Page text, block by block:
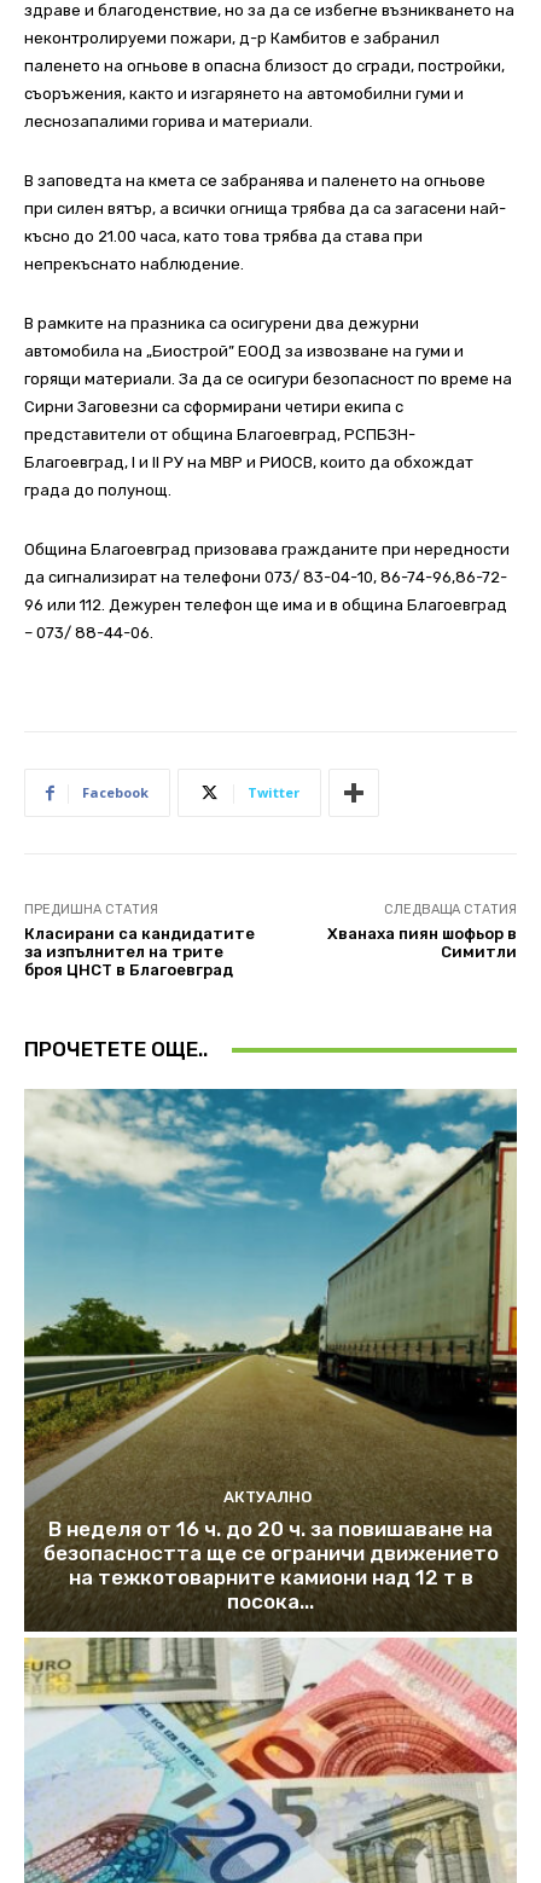
здраве и благоденствие, но за да се избегне възникването на
неконтролируеми пожари, д-р Камбитов е забранил
паленето на огньове в опасна близост до сгради, постройки,
съоръжения, както и изгарянето на автомобилни гуми и
леснозапалими горива и материали.
В заповедта на кмета се забранява и паленето на огньове
при силен вятър, а всички огнища трябва да са загасени най-
късно до 21.00 часа, като това трябва да става при
непрекъснато наблюдение.
В рамките на празника са осигурени два дежурни
автомобила на „Биострой” ЕООД за извозване на гуми и
горящи материали. За да се осигури безопасност по време на
Сирни Заговезни са сформирани четири екипа с
представители от община Благоевград, РСПБЗН-
Благоевград, I и II РУ на МВР и РИОСВ, които да обхождат
града до полунощ.
Община Благоевград призовава гражданите при нередности
да сигнализират на телефони 073/ 83-04-10, 86-74-96,86-72-
96 или 112. Дежурен телефон ще има и в община Благоевград
– 073/ 88-44-06.
Facebook Twitter
ПРЕДИШНА СТАТИЯ
Класирани са кандидатите
за изпълнител на трите
броя ЦНСТ в Благоевград
СЛЕДВАЩА СТАТИЯ
Хванаха пиян шофьор в
Симитли
ПРОЧЕТЕТЕ ОЩЕ..
АКТУАЛНО
В неделя от 16 ч. до 20 ч. за повишаване на
безопасността ще се ограничи движението
на тежкотоварните камиони над 12 т в
посока...